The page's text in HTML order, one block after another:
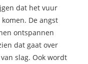
dat het vuur
De angst
ontspannen
dat gaat over
slag. Ook wordt